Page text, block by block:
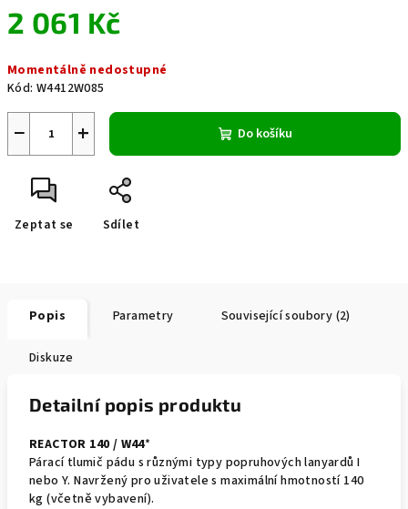
2 061 Kč
cena:
Momentálně nedostupné
Kód: W4412W085
+
− Do košíku
Zeptat se Sdílet
Popis Parametry Související soubory (2)
Diskuze
Detailní popis produktu
REACTOR 140 / W44*
Párací tlumič pádu s různými typy popruhových lanyardů I
nebo Y. Navržený pro uživatele s maximální hmotností 140
kg (včetně vybavení).